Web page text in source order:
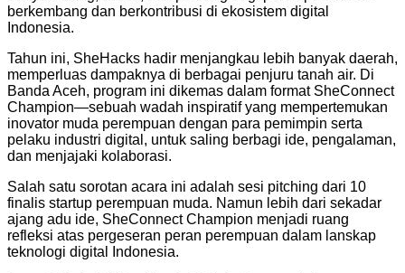
berkembang dan berkontribusi di ekosistem digital
Indonesia.
Tahun ini, SheHacks hadir menjangkau lebih banyak daerah,
memperluas dampaknya di berbagai penjuru tanah air. Di
Banda Aceh, program ini dikemas dalam format SheConnect
Champion—sebuah wadah inspiratif yang mempertemukan
inovator muda perempuan dengan para pemimpin serta
pelaku industri digital, untuk saling berbagi ide, pengalaman,
dan menjajaki kolaborasi.
Salah satu sorotan acara ini adalah sesi pitching dari 10
finalis startup perempuan muda. Namun lebih dari sekadar
ajang adu ide, SheConnect Champion menjadi ruang
refleksi atas pergeseran peran perempuan dalam lanskap
teknologi digital Indonesia.